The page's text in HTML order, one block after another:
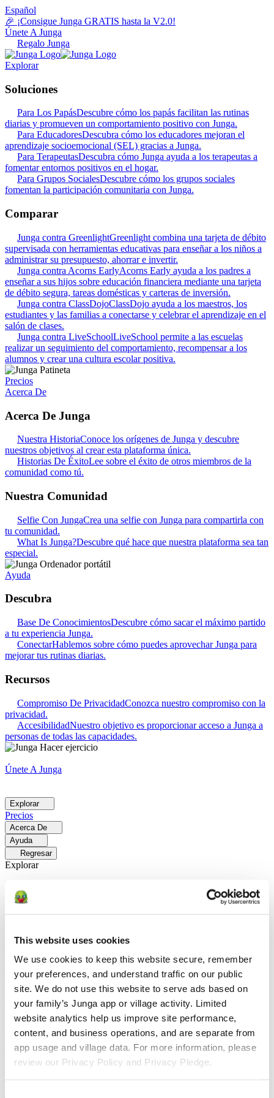
This website uses cookies
We use cookies to keep this website secure, remember
your preferences, and understand traffic on our public
site. We do not use this website to serve ads based on
your family’s Junga app or village activity. Limited
website analytics help us improve site performance,
content, and business operations, and are separate from
app usage and village data. For more information, please
review our Privacy Policy and Privacy Pledge.
Español
🎉 ¡Consigue Junga GRATIS hasta la V2.0!
Únete A Junga
Regalo Junga
Explorar
Soluciones
Para Los PapásDescubre cómo los papás facilitan las rutinas
diarias y promueven un comportamiento positivo con Junga.
Para EducadoresDescubra cómo los educadores mejoran el
aprendizaje socioemocional (SEL) gracias a Junga.
Para TerapeutasDescubra cómo Junga ayuda a los terapeutas a
fomentar entornos positivos en el hogar.
Para Grupos SocialesDescubre cómo los grupos sociales
fomentan la participación comunitaria con Junga.
Comparar
Junga contra GreenlightGreenlight combina una tarjeta de débito
supervisada con herramientas educativas para enseñar a los niños a
administrar su presupuesto, ahorrar e invertir.
Junga contra Acorns EarlyAcorns Early ayuda a los padres a
enseñar a sus hijos sobre educación financiera mediante una tarjeta
de débito segura, tareas domésticas y carteras de inversión.
Junga contra ClassDojoClassDojo ayuda a los maestros, los
estudiantes y las familias a conectarse y celebrar el aprendizaje en el
salón de clases.
Junga contra LiveSchoolLiveSchool permite a las escuelas
realizar un seguimiento del comportamiento, recompensar a los
alumnos y crear una cultura escolar positiva.
Precios
Acerca De
Acerca De Junga
Nuestra HistoriaConoce los orígenes de Junga y descubre
nuestros objetivos al crear esta plataforma única.
Historias De ÉxitoLee sobre el éxito de otros miembros de la
comunidad como tú.
Nuestra Comunidad
Selfie Con JungaCrea una selfie con Junga para compartirla con
tu comunidad.
What Is Junga?Descubre qué hace que nuestra plataforma sea tan
especial.
Ayuda
Descubra
Base De ConocimientosDescubre cómo sacar el máximo partido
a tu experiencia Junga.
ConectarHablemos sobre cómo puedes aprovechar Junga para
mejorar tus rutinas diarias.
Recursos
Compromiso De PrivacidadConozca nuestro compromiso con la
privacidad.
AccesibilidadNuestro objetivo es proporcionar acceso a Junga a
personas de todas las capacidades.
Únete A Junga
Explorar
Precios
Acerca De
Ayuda
Regresar
Explorar
Soluciones
Para Los PapásDescubre cómo los papás facilitan las rutinas
EducadoresDescubra cómo los educadores mejoran el aprendizaje
socioemocional (SEL) gracias a Junga.
cómo Junga ayuda a los terapeutas a fomentar entornos positivos en
Para Grupos Sociales
fomentan la participación comunitaria con Junga.
Comparar
Junga contra Greenlight
Greenlight combina una tarjeta de débito
supervisada con herramientas educativas para enseñar a los niños a
administrar su presupuesto, ahorrar e invertir.
Junga contra Acorns
EarlyAcorns Early ayuda a los padres a enseñar a sus hijos sobre
domésticas y carteras de inversión.
Junga contra